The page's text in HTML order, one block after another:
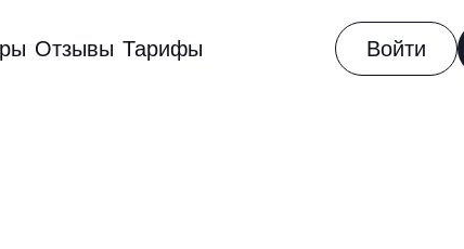
Отзывы Тарифы Войти